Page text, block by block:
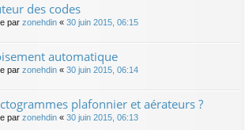
des codes
par zonehdin « 30 juin 2015, 06:15
automatique
par zonehdin « 30 juin 2015, 06:14
plafonnier et aérateurs ?
par zonehdin « 30 juin 2015, 06:13